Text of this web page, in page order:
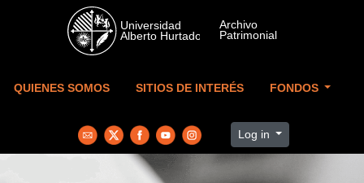
Skip to main content
QUIENES SOMOS SITIOS DE INTERÉS FONDOS
Log in